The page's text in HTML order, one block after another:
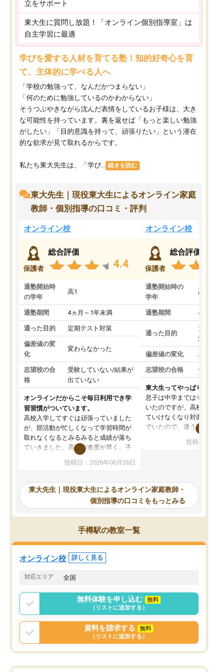
立をサポート
東大生に質問し放題！「オンライン個別指導室」は
自主学習に最適
学びを愛する人材を育てる塾！知的好奇心を育
て、主体的に学べる人へ
「学校の勉強って、なんだかつまらない」
「何のために勉強しているのかわからない」
そうつぶやきながら沈んだ表情をしているお子様は、大き
な可能性を持っています。裏を返せば「もっと楽しい勉強
がしたい」「目的意識を持って、頑張りたい」という潜在
的な欲求が見て取れるからです。
私たち東大先生は、「学び... 続きを読む
東大先生｜現役東大生によるオンライン家庭
教師・個別指導の口コミ・評判
オンライン校
保護者
総合評価
4.4
通塾開始時
の学年
高1
通塾期間 4ヵ月～1年未満
通った目的 定期テスト対策
偏差値の変
化
変わらなかった
志望校の合
格
受験していない/結果が
出ていない
オンラインだからこそ毎日利用でき学
習習慣がついています。
高校入学してすぐは頑張っていました
が、部活動が忙しくなって学習時間が
取れなくなるとみるみると成績が落ち
ていきました。高校の進度が早く、子
供も家に帰って勉強の話すると嫌な反
応を示します。東大先生にお願いして
れるので、親としても安心です。毎日
使える自習室とかもあり、わからない
ところがあれば先生が回答してくれる
のも重宝しています。
投稿日：2026年06月26日
オンライン校
保護者
総合評価
通塾開始時の
学年
高3
通塾期間 4ヵ月
通った目的
大学
対策
偏差値の変化 上が
志望校の合格 合格
東大生ってやっぱりすご
息子は中学まではそこそ
いたのですが、高校に入
ていけなくなり対面の塾
でいたので、違うアプロ
で、当初は模試でD判定
自習室が毎日使えていつ
るのが心強かったよう
謝です。
投稿日：
東大先生｜現役東大生によるオンライン家庭教師・
個別指導の口コミをもっとみる
手樽駅の教室一覧
オンライン校 詳しく見る
対応エリア 全国
無料体験を申し込む
無料
（リストに追加する）
資料を請求する
無料
（リストに追加する）